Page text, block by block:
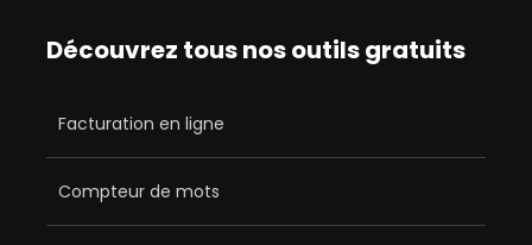
Découvrez tous nos outils gratuits
Facturation en ligne
Compteur de mots